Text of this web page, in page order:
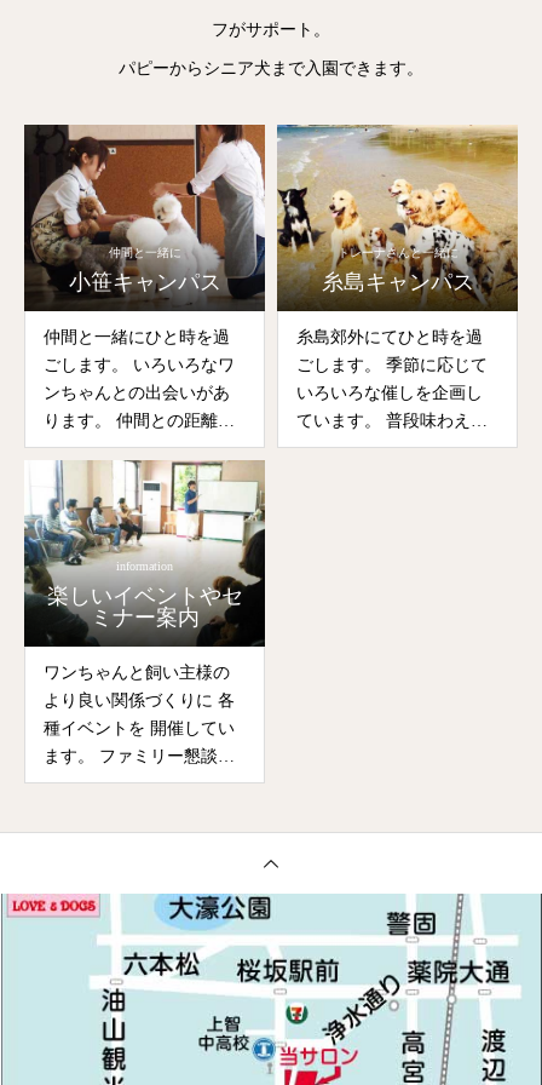
フがサポート。
パピーからシニア犬まで入園できます。
仲間と一緒に
小笹キャンパス
仲間と一緒にひと時を過
ごします。 いろいろなワ
ンちゃんとの出会いがあ
ります。 仲間との距離感
もしっかりと習得してい
きます。
トレーナさんと一緒に
糸島キャンパス
糸島郊外にてひと時を過
ごします。 季節に応じて
いろいろな催しを企画し
ています。 普段味わえな
い体験が待っています。
information
楽しいイベントやセ
ミナー案内
ワンちゃんと飼い主様の
より良い関係づくりに 各
種イベントを 開催してい
ます。 ファミリー懇談
会、 お料理教室、セミナ